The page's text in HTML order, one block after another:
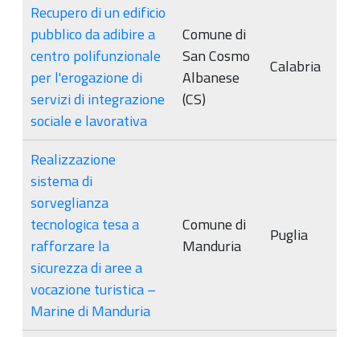
Recupero di un edificio
pubblico da adibire a
centro polifunzionale
per l'erogazione di
servizi di integrazione
sociale e lavorativa
Comune di
San Cosmo
Albanese
(CS)
Calabria
Realizzazione
sistema di
sorveglianza
tecnologica tesa a
rafforzare la
sicurezza di aree a
vocazione turistica –
Marine di Manduria
Comune di
Manduria
Puglia